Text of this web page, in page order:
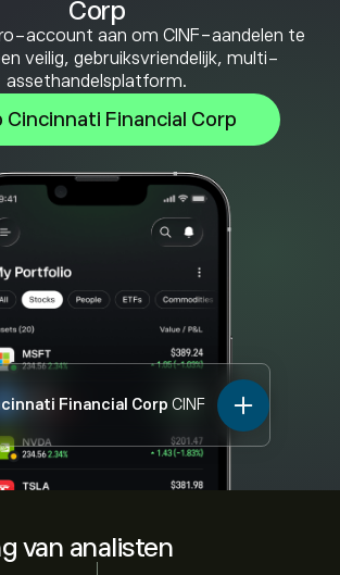
van analisten
Corp
account aan om CINF-aandelen te
veilig, gebruiksvriendelijk, multi-
assethandelsplatform.
Cincinnati Financial Corp
Financial Corp CINF